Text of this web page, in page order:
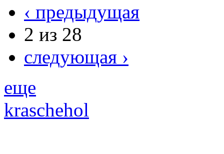
‹ предыдущая
2 из 28
следующая ›
еще
kraschehol